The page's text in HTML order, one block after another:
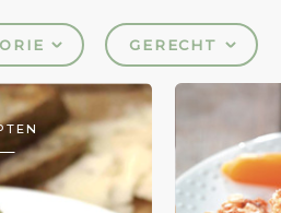
GERECHT